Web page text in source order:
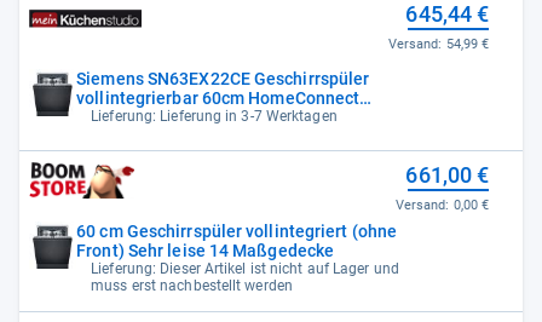
Siemens SN63EX22CE Geschirrspüler
vollintegrierbar 60cm HomeConnect
autoOpenDry
Lieferung: Lieferung in 3-7 Werktagen
645,44 €
Versand: 54,99 €
60 cm Geschirrspüler vollintegriert (ohne
Front) Sehr leise 14 Maßgedecke
Lieferung: Dieser Artikel ist nicht auf Lager und
muss erst nachbestellt werden
661,00 €
Versand: 0,00 €